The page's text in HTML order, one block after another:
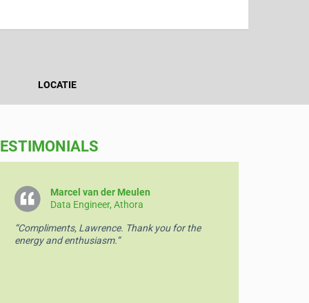
LOCATIE
Nick Bijen
Business & Data Analist, Ennatuurlijk
“Thank you for enlightning me!”